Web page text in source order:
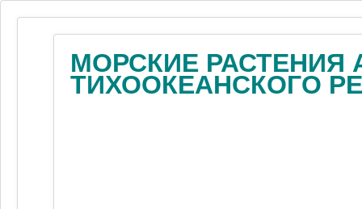
МОРСКИЕ РАСТЕНИЯ
ТИХООКЕАНСКОГО